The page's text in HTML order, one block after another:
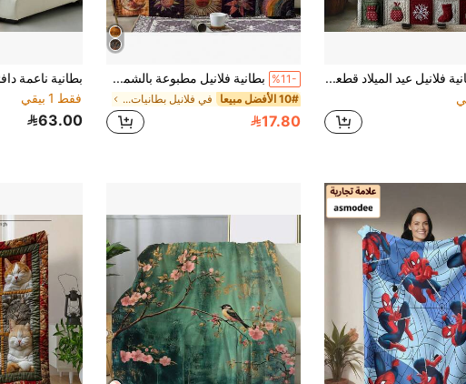
بطانية فلانيل عيد الميلاد قطعة واحدة - لينة، خليط بوليستر بيج فاتح، راحة على مدار السنة، مثالية للسفر أو المكتب أو الاسترخاء على الأريكة، طباعة ذات موضوع عيد الميلاد مع تصميمات الثلوج وأشجار عيد الميلاد والمزيد، بطانية مكتبية | طراز معاصر | خليط بوليستر، عيد الميلاد
%11- بطانية فلانيل مطبوعة بالشمس والقمر بطراز قديم - بطانية فلانيل ناعمة باللون الأزرق والأبيض مع طباعة رقمية، قابلة للغسل في الغسالة، مثالية للسفر والأريكة والسرير والمكتب وديكور المنزل - هدية عيد ميلاد ومناسبات مثالية للأولاد والبنات والكبار
10# الأفضل مبيعا في فلانيل بطانيات الأريكة، بطانيات الرمي، وبطانيات
17.80
فقط 1 بيقي
63.00